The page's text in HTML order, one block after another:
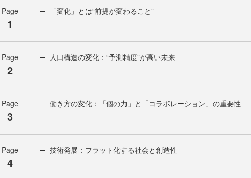
Page
1
「変化」とは“前提が変わること”
Page
2
人口構造の変化：“予測精度”が高い未来
Page
3
働き方の変化：「個の力」と「コラボレーション」の重要性
Page
4
技術発展：フラット化する社会と創造性